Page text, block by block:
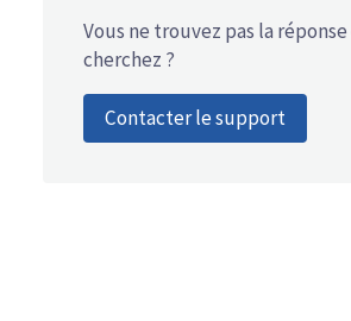
Vous ne trouvez pas la
cherchez ?
Contacter le support